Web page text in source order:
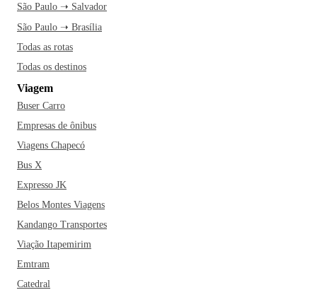
Cristo Redentor. Aproveite o samba autêntico nas favelas,
onde a música ganha vida e o ritmo não para. Está
esperando o quê? Vai logo conhecer o Rio!
São Paulo ➝ Salvador
São Paulo ➝ Brasília
Todas as rotas
Todas os destinos
Viagem
Buser Carro
Empresas de ônibus
Viagens Chapecó
Bus X
Expresso JK
Belos Montes Viagens
Kandango Transportes
Viação Itapemirim
Emtram
Catedral